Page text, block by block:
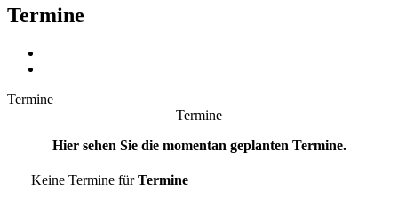
Termine
Termine
Termine
Hier sehen Sie die momentan geplanten Termine.
Keine Termine fürTermine